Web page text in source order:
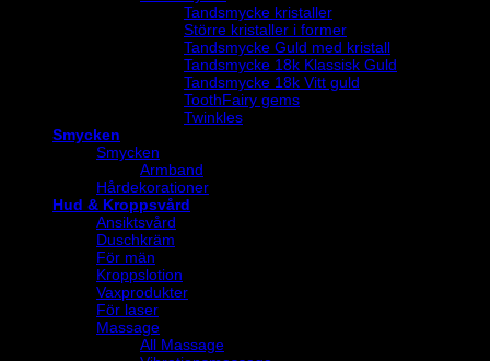
Tandsmycke kristaller
Större kristaller i former
Tandsmycke Guld med kristall
Tandsmycke 18k Klassisk Guld
Tandsmycke 18k Vitt guld
ToothFairy gems
Twinkles
Smycken
Smycken
Armband
Hårdekorationer
Hud & Kroppsvård
Ansiktsvård
Duschkräm
För män
Kroppslotion
Vaxprodukter
För laser
Massage
All Massage